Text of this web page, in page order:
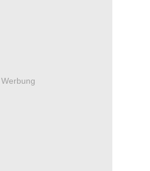
Werbung